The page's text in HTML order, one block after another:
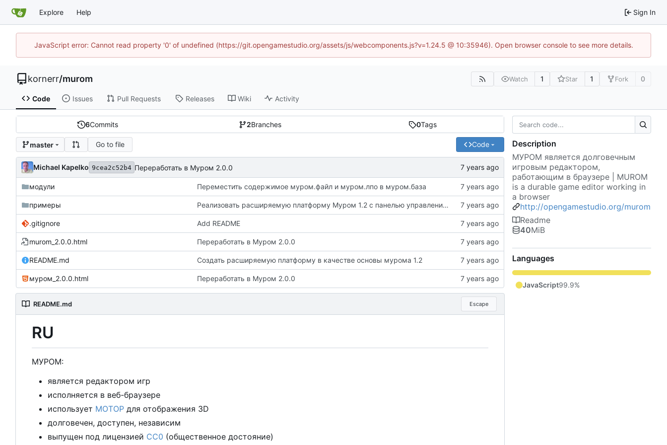
Explore Help Sign In
JavaScript error: Cannot read property '0' of undefined (https://git.opengamestudio.org/assets/js/webcomponents.js?v=1.24.5 @ 10:35946). Open browser console to see more details.
kornerr/murom Watch 1 Star 1 Fork 0
Code Issues Pull Requests Releases Wiki Activity
6Commits 2Branches 0Tags
master Go to file Code
Michael Kapelko 9cea2c52b4 Переработать в Муром 2.0.0
модули Переместить содержимое муром.файл и муром.лпо в муром.база
примеры Реализовать расширяемую платформу Муром 1.2 с панелью управления 1.0.0
.gitignore Add README
murom_2.0.0.html Переработать в Муром 2.0.0
README.md Создать расширяемую платформу в качестве основы мурома 1.2
муром_2.0.0.html Переработать в Муром 2.0.0
README.md Escape
RU
МУРОМ:
является редактором игр
исполняется в веб-браузере
использует МОТОР для отображения 3D
долговечен, доступен, независим
выпущен под лицензией CC0 (общественное достояние)
Description
МУРОМ является долговечным
игровым редактором,
работающим в браузере | MUROM
is a durable game editor working in
a browser
http://opengamestudio.org/murom
Readme
40MiB
Languages
JavaScript99.9%